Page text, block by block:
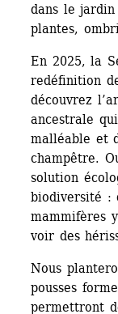
dans le
plantes,
En 2025, la
redéfinition
découvrez
ancestrale
malléable et
champêtre.
solution
biodiversité :
mammifères
voir des
Nous
pousses
permettront